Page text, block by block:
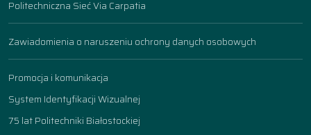
Politechniczna Sieć Via Carpatia
Zawiadomienia o naruszeniu ochrony danych osobowych
Promocja i komunikacja
System Identyfikacji Wizualnej
75 lat Politechniki Białostockiej